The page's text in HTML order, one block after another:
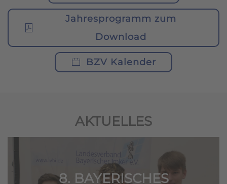
Jahresprogramm zum
Download
BZV Kalender
AKTUELLES
8. BAYERISCHES